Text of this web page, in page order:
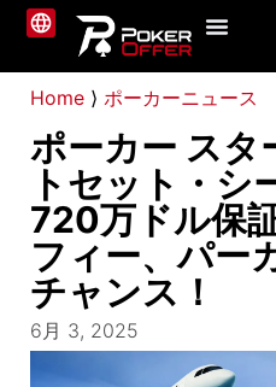
Home ⟩ ポーカーニュース
ポーカー スタ
トセット・シ
720万ドル保
フィー、パー
チャンス！
6月 3, 2025